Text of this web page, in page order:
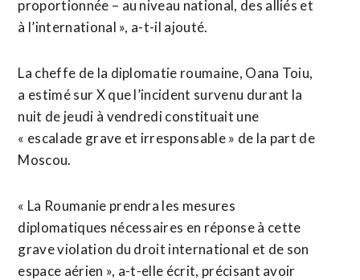
proportionnée – au niveau national, des alliés et
à l’international », a-t-il ajouté.
La ‌cheffe de la diplomatie roumaine, Oana Toiu,
a estimé ‌sur X que l’incident survenu durant la
nuit de jeudi à vendredi constituait une
« escalade grave et irresponsable » de la part de
Moscou.
« La Roumanie prendra les mesures
diplomatiques nécessaires en réponse à cette
grave violation du droit international et de son
espace aérien », a-t-elle écrit, précisant avoir